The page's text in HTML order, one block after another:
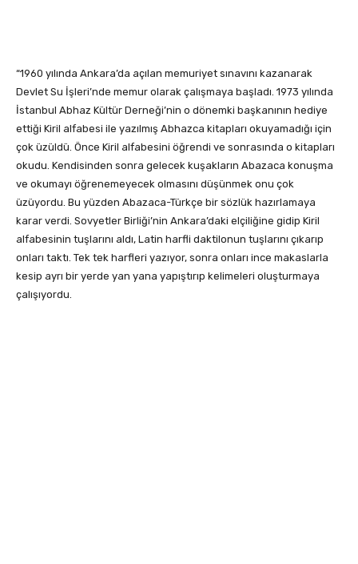
“1960 yılında Ankara’da açılan memuriyet sınavını kazanarak
Devlet Su İşleri’nde memur olarak çalışmaya başladı. 1973 yılında
İstanbul Abhaz Kültür Derneği’nin o dönemki başkanının hediye
ettiği Kiril alfabesi ile yazılmış Abhazca kitapları okuyamadığı için
çok üzüldü. Önce Kiril alfabesini öğrendi ve sonrasında o kitapları
okudu. Kendisinden sonra gelecek kuşakların Abazaca konuşma
ve okumayı öğrenemeyecek olmasını düşünmek onu çok
üzüyordu. Bu yüzden Abazaca-Türkçe bir sözlük hazırlamaya
karar verdi. Sovyetler Birliği’nin Ankara’daki elçiliğine gidip Kiril
alfabesinin tuşlarını aldı, Latin harfli daktilonun tuşlarını çıkarıp
onları taktı. Tek tek harfleri yazıyor, sonra onları ince makaslarla
kesip ayrı bir yerde yan yana yapıştırıp kelimeleri oluşturmaya
çalışıyordu.